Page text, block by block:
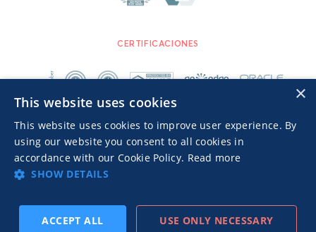
© 2026 MGID Inc. Todos los derechos reservados.
Advertisers TOS
CERTIFICACIONES
×
This website uses cookies
This website uses cookies to improve user experience. By
using our website you consent to all cookies in
accordance with our Cookie Policy. Read more
SHOW DETAILS
ACCEPT ALL USE ONLY NECESSARY